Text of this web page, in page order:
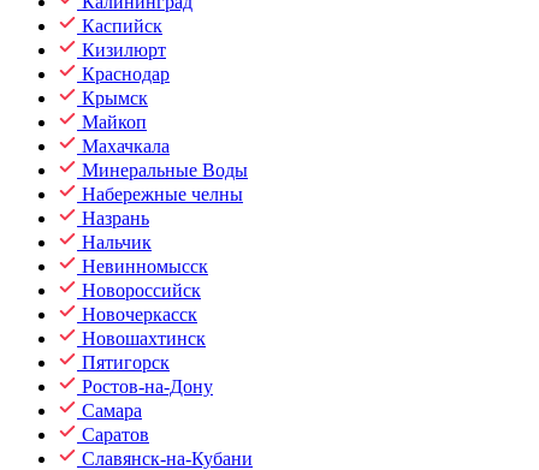
Каспийск
Кизилюрт
Краснодар
Крымск
Майкоп
Махачкала
Минеральные Воды
Набережные челны
Назрань
Нальчик
Невинномысск
Новороссийск
Новочеркасск
Новошахтинск
Пятигорск
Ростов-на-Дону
Самара
Саратов
Славянск-на-Кубани